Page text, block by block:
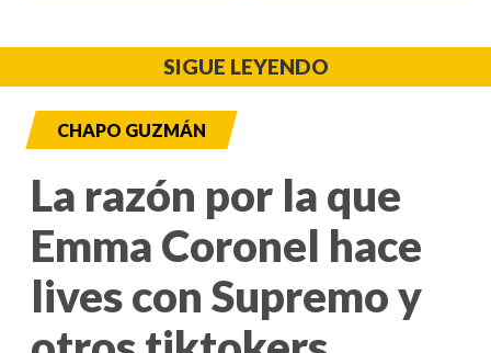
SIGUE LEYENDO
CHAPO GUZMÁN
La razón por la que
Emma Coronel hace
lives con Supremo y